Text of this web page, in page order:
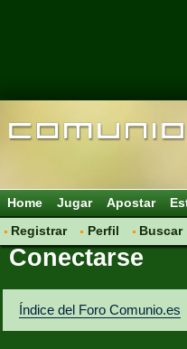
Home Jugar Apostar
Registrar
Perfil Buscar
Conectarse
Índice del Foro Comunio.es